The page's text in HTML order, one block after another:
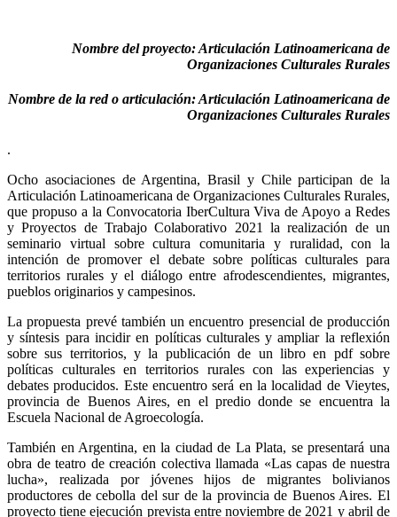
Nombre del proyecto: Articulación Latinoamericana de
Organizaciones Culturales Rurales
Nombre de la red o articulación: Articulación Latinoamericana de
Organizaciones Culturales Rurales
.
Ocho asociaciones de Argentina, Brasil y Chile participan de la
Articulación Latinoamericana de Organizaciones Culturales Rurales,
que propuso a la Convocatoria IberCultura Viva de Apoyo a Redes
y Proyectos de Trabajo Colaborativo 2021 la realización de un
seminario virtual sobre cultura comunitaria y ruralidad, con la
intención de promover el debate sobre políticas culturales para
territorios rurales y el diálogo entre afrodescendientes, migrantes,
pueblos originarios y campesinos.
La propuesta prevé también un encuentro presencial de producción
y síntesis para incidir en políticas culturales y ampliar la reflexión
sobre sus territorios, y la publicación de un libro en pdf sobre
políticas culturales en territorios rurales con las experiencias y
debates producidos. Este encuentro será en la localidad de Vieytes,
provincia de Buenos Aires, en el predio donde se encuentra la
Escuela Nacional de Agroecología.
También en Argentina, en la ciudad de La Plata, se presentará una
obra de teatro de creación colectiva llamada «Las capas de nuestra
lucha», realizada por jóvenes hijos de migrantes bolivianos
productores de cebolla del sur de la provincia de Buenos Aires. El
proyecto tiene ejecución prevista entre noviembre de 2021 y abril de